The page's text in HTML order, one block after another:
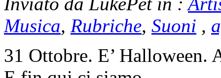
Musica, Rubriche, Suoni ,
31 Ottobre. E’ Halloween.